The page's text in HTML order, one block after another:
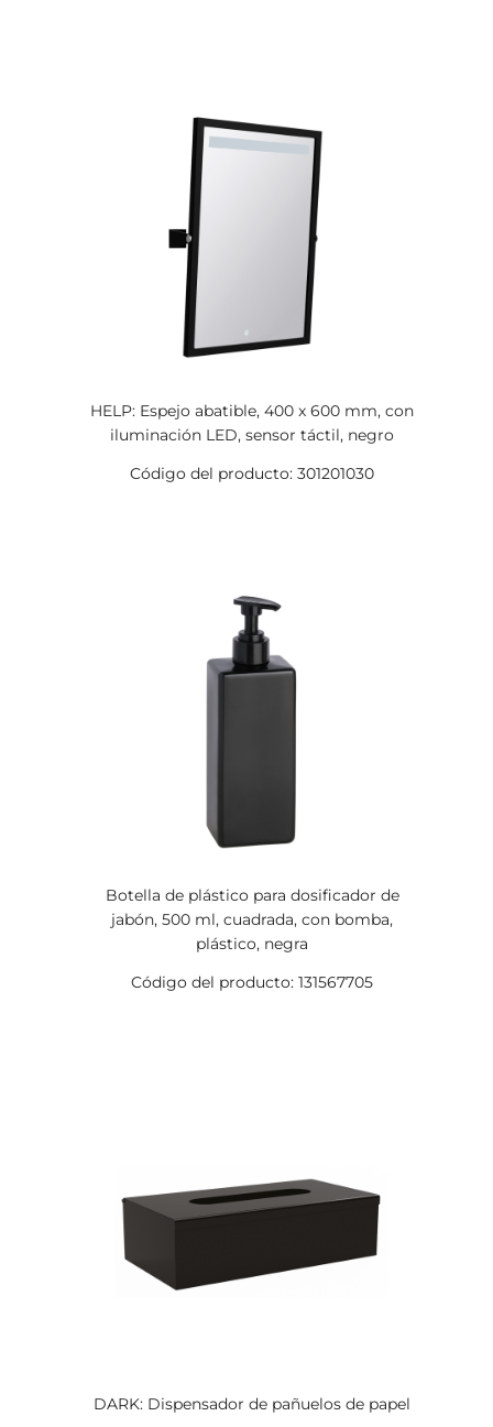
HELP: Espejo abatible, 400 x 600 mm, con
iluminación LED, sensor táctil, negro
Código del producto: 301201030
Botella de plástico para dosificador de
jabón, 500 ml, cuadrada, con bomba,
plástico, negra
Código del producto: 131567705
DARK: Dispensador de pañuelos de papel